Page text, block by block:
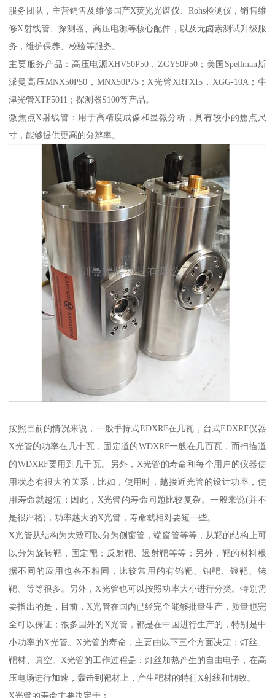
服务团队，主营销售及维修国产X荧光光谱仪、Rohs检测仪，销售维
修X射线管、探测器、高压电源等核心配件，以及无卤素测试升级服
务，维护保养、校验等服务。
主要服务产品：高压电源XHV50P50，ZGY50P50；美国Spellman斯
派曼高压MNX50P50，MNX50P75；X光管XRTXI5，XGG-10A；牛
津光管XTF5011；探测器S100等产品。
微焦点X射线管：用于高精度成像和显微分析，具有较小的焦点尺
寸，能够提供更高的分辨率。
按照目前的情况来说，一般手持式EDXRF在几瓦，台式EDXRF仪器
X光管的功率在几十瓦，固定道的WDXRF一般在几百瓦，而扫描道
的WDXRF要用到几千瓦。另外，X光管的寿命和每个用户的仪器使
用状态有很大的关系，比如，使用时，越接近光管的设计功率，使
用寿命就越短；因此，X光管的寿命问题比较复杂。一般来说(并不
是很严格)，功率越大的X光管，寿命就相对要短一些。
X光管从结构为大致可以分为侧窗管，端窗管等等，从靶的结构上可
以分为旋转靶，固定靶；反射靶、透射靶等等；另外，靶的材料根
据不同的应用也各不相同，比较常用的有钨靶、钼靶、银靶、铑
靶、等等很多。另外，X光管也可以按照功率大小进行分类。特别需
要指出的是，目前，X光管在国内已经完全能够批量生产，质量也完
全可以保证；很多国外的X光管，都是在中国进行生产的，特别是中
小功率的X光管。X光管的寿命，主要由以下三个方面决定：灯丝、
靶材、真空。X光管的工作过程是：灯丝加热产生的自由电子，在高
压电场进行加速，轰击到靶材上，产生靶材的特征X射线和韧致。
X光管的寿命主要决定于：